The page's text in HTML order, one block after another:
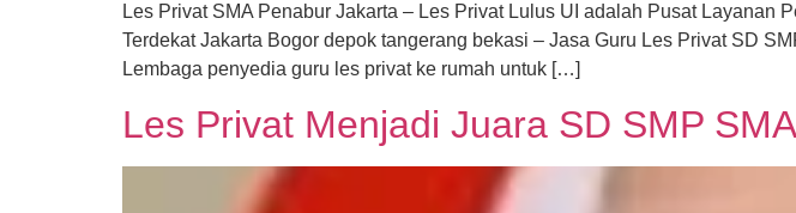
Les Privat SMA Penabur Jakarta – Les Privat Lulus UI adalah Pusat
Terdekat Jakarta Bogor depok tangerang bekasi – Jasa Guru Les Privat SD
Lembaga penyedia guru les privat ke rumah untuk […]
Les Privat Menjadi Juara SD SMP SMA